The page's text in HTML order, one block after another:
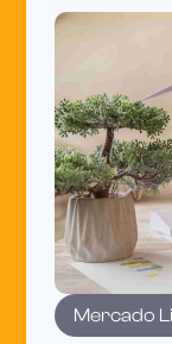
Mercado